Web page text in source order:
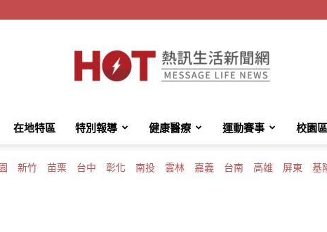
HotMessage
在地特區 特別報導 健康醫療 運動賽事 校園區
新竹 苗栗 台中 彰化 南投 雲林 嘉義 台南 高雄 屏東 基